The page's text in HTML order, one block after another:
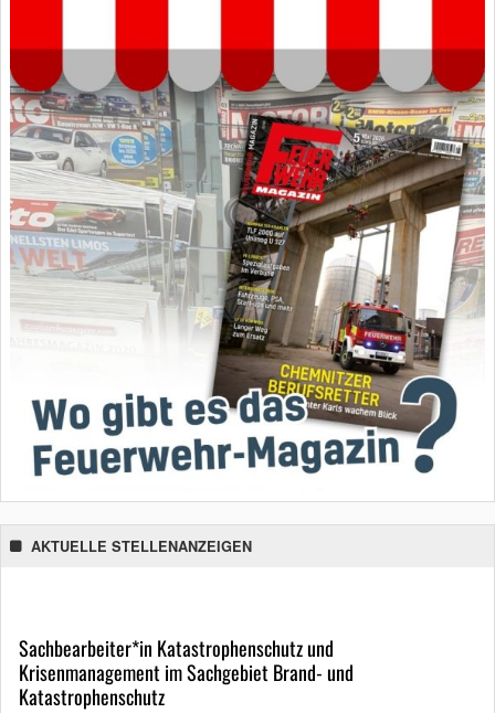
AKTUELLE STELLENANZEIGEN
Sachbearbeiter*in Katastrophenschutz und
Krisenmanagement im Sachgebiet Brand- und
Katastrophenschutz